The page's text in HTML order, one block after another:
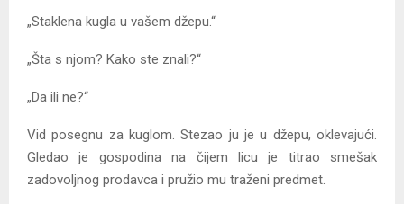
„Staklena kugla u vašem džepu.“
„Šta s njom? Kako ste znali?“
„Da ili ne?“
Vid posegnu za kuglom. Stezao ju je u džepu, oklevajući.
Gledao je gospodina na čijem licu je titrao smešak
zadovoljnog prodavca i pružio mu traženi predmet.